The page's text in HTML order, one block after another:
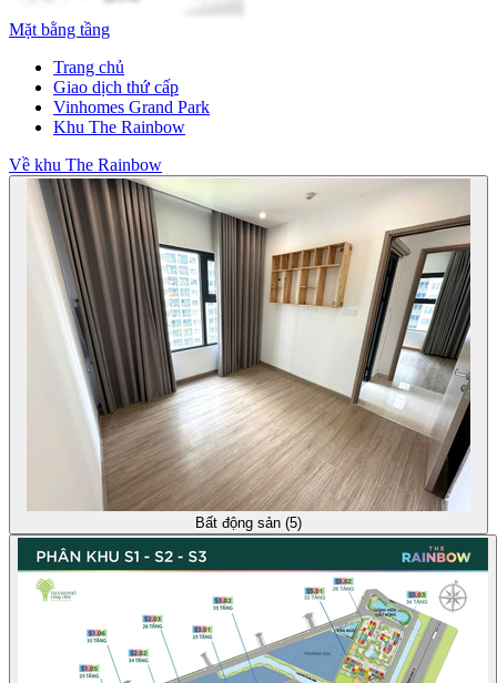
Mặt bằng tầng
Trang chủ
Giao dịch thứ cấp
Vinhomes Grand Park
Khu The Rainbow
Về khu The Rainbow
Bất động sản (5)